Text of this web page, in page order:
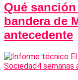
Qué
bandera de
antecedente
Sociedad4 semanas